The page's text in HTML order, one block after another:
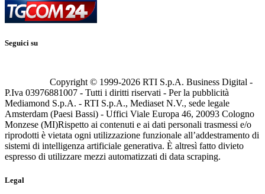
Seguici su
Copyright © 1999-2026 RTI S.p.A. Business Digital -
P.Iva 03976881007 - Tutti i diritti riservati - Per la pubblicità
Mediamond S.p.A. - RTI S.p.A., Mediaset N.V., sede legale
Amsterdam (Paesi Bassi) - Uffici Viale Europa 46, 20093 Cologno
Monzese (MI)Rispetto ai contenuti e ai dati personali trasmessi e/o
riprodotti è vietata ogni utilizzazione funzionale all’addestramento di
sistemi di intelligenza artificiale generativa. È altresì fatto divieto
espresso di utilizzare mezzi automatizzati di data scraping.
Legal